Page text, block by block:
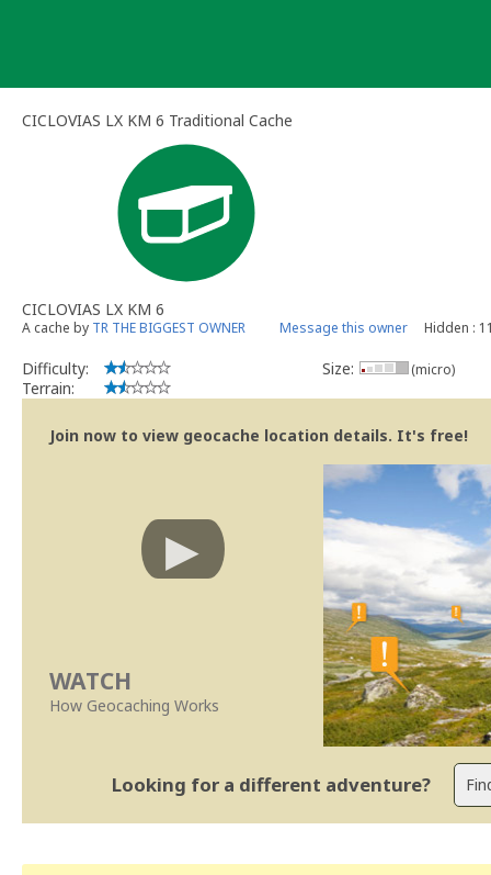
CICLOVIAS LX KM 6 Traditional Cache
CICLOVIAS LX KM 6
A cache by TR THE BIGGEST OWNER Message this owner Hidden :
Difficulty:
Terrain:
Size: (micro)
Join now to view geocache location details. It's free!
WATCH
How Geocaching Works
Looking for a different adventure?